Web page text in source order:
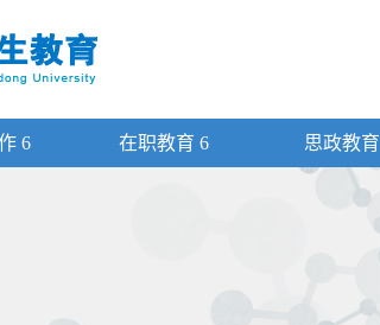
6 在职教育 6 思政教育